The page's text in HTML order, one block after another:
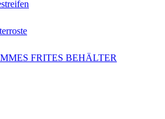
FRITES BEHÄLTER